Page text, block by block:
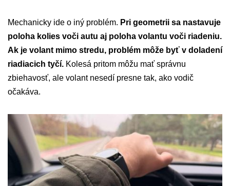
Mechanicky ide o iný problém. Pri geometrii sa nastavuje
poloha kolies voči autu aj poloha volantu voči riadeniu.
Ak je volant mimo stredu, problém môže byť v doladení
riadiacich tyčí. Kolesá pritom môžu mať správnu
zbiehavosť, ale volant nesedí presne tak, ako vodič
očakáva.